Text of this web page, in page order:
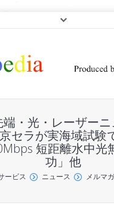
ピッ
ン
端・光・レーザーニ
セラが実海域試験
短距離水中光
功」他
ービス ニュース メルマ